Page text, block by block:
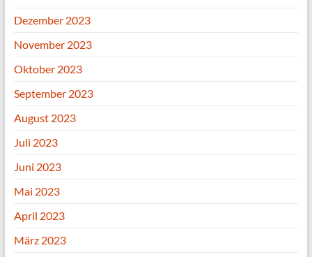
Dezember 2023
November 2023
Oktober 2023
September 2023
August 2023
Juli 2023
Juni 2023
Mai 2023
April 2023
März 2023